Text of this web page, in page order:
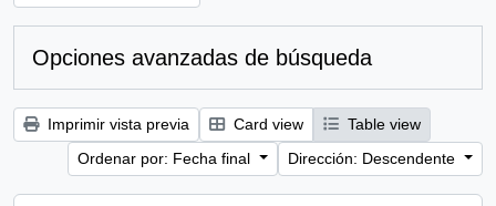
Opciones avanzadas de búsqueda
Imprimir vista previa Card view
Table view
Ordenar por: Fecha final
Dirección: Descendente